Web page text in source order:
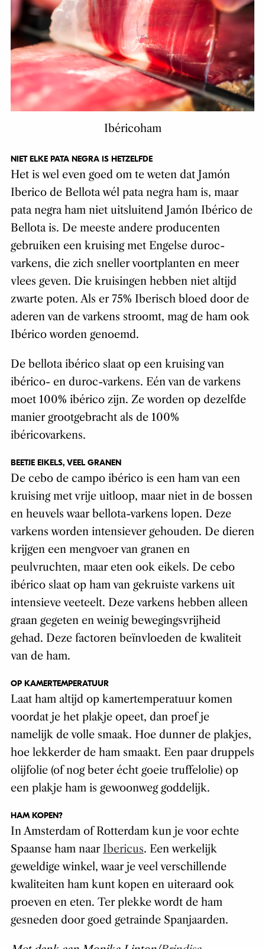
Ibéricoham
NIET ELKE PATA NEGRA IS HETZELFDE
Het is wel even goed om te weten dat Jamón
Iberico de Bellota wél pata negra ham is, maar
pata negra ham niet uitsluitend Jamón Ibérico de
Bellota is. De meeste andere producenten
gebruiken een kruising met Engelse duroc-
varkens, die zich sneller voortplanten en meer
vlees geven. Die kruisingen hebben niet altijd
zwarte poten. Als er 75% Iberisch bloed door de
aderen van de varkens stroomt, mag de ham ook
Ibérico worden genoemd.
De bellota ibérico slaat op een kruising van
ibérico- en duroc-varkens. Eén van de varkens
moet 100% ibérico zijn. Ze worden op dezelfde
manier grootgebracht als de 100%
ibéricovarkens.
BEETJE EIKELS, VEEL GRANEN
De cebo de campo ibérico is een ham van een
kruising met vrije uitloop, maar niet in de bossen
en heuvels waar bellota-varkens lopen. Deze
varkens worden intensiever gehouden. De dieren
krijgen een mengvoer van granen en
peulvruchten, maar eten ook eikels. De cebo
ibérico slaat op ham van gekruiste varkens uit
intensieve veeteelt. Deze varkens hebben alleen
graan gegeten en weinig bewegingsvrijheid
gehad. Deze factoren beïnvloeden de kwaliteit
van de ham.
OP KAMERTEMPERATUUR
Laat ham altijd op kamertemperatuur komen
voordat je het plakje opeet, dan proef je
namelijk de volle smaak. Hoe dunner de plakjes,
hoe lekkerder de ham smaakt. Een paar druppels
olijfolie (of nog beter écht goeie truffelolie) op
een plakje ham is gewoonweg goddelijk.
HAM KOPEN?
In Amsterdam of Rotterdam kun je voor echte
Spaanse ham naar Ibericus. Een werkelijk
geweldige winkel, waar je veel verschillende
kwaliteiten ham kunt kopen en uiteraard ook
proeven en eten. Ter plekke wordt de ham
gesneden door goed getrainde Spanjaarden.